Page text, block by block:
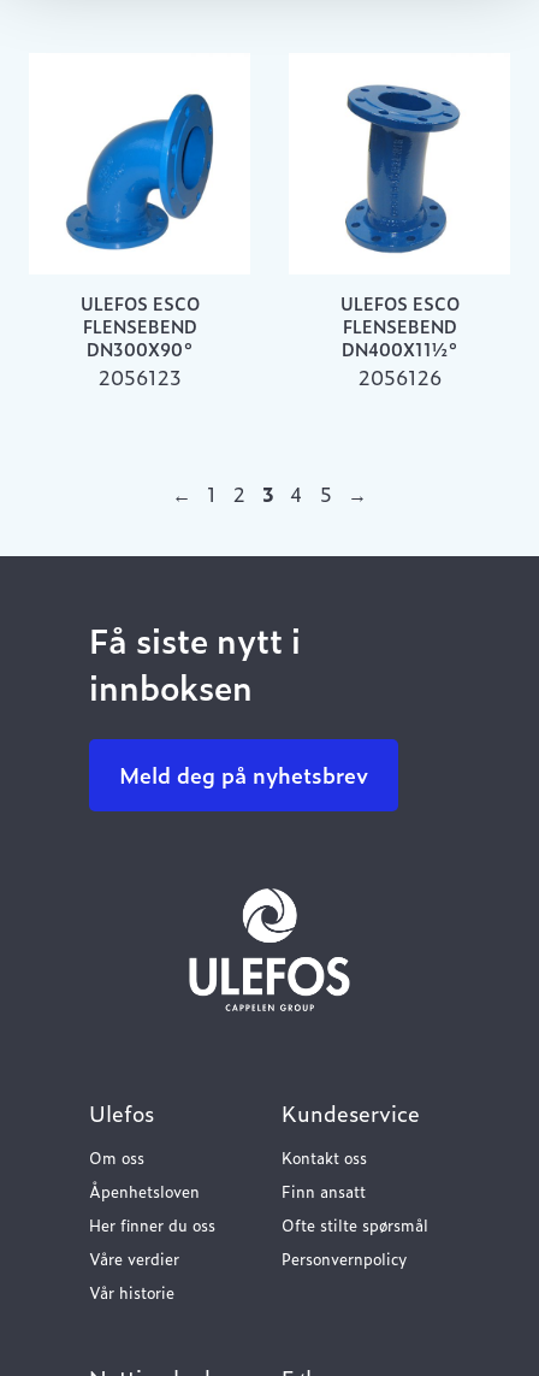
ULEFOS ESCO
FLENSEBEND
DN300X90°
2056123
ULEFOS ESCO
FLENSEBEND
DN400X11½°
2056126
← 1 2 3 4 5 →
Få siste nytt i
innboksen
Meld deg på nyhetsbrev
Ulefos
Om oss
Åpenhetsloven
Her finner du oss
Våre verdier
Vår historie
Kundeservice
Kontakt oss
Finn ansatt
Ofte stilte spørsmål
Personvernpolicy